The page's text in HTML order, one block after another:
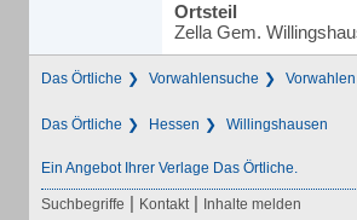
Ortsteil
Zella Gem.
Das Örtliche Vorwahlensuche
Das Örtliche Hessen Willingshausen
Ein Angebot Ihrer Verlage Das Örtliche.
Suchbegriffe | Kontakt | Inhalte melden